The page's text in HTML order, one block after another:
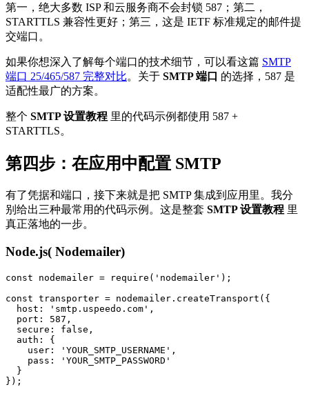
第一，绝大多数 ISP 和云服务商不会封锁 587；第二，
STARTTLS 兼容性更好；第三，这是 IETF 标准规定的邮件提
交端口。
如果你想深入了解每个端口的技术细节，可以看这篇 SMTP
端口 25/465/587 完整对比。关于 SMTP 端口 的选择，587 是
适配性最广的方案。
整个 SMTP 设置教程 里的代码示例都使用 587 +
STARTTLS。
第四步：在应用中配置 SMTP
有了凭据和端口，接下来就是把 SMTP 集成到应用里。我分
别给出三种最常用的代码示例。这是整套 SMTP 设置教程 里
真正落地的一步。
Node.js( Nodemailer)
const nodemailer = require('nodemailer');
const transporter = nodemailer.createTransport({
  host: 'smtp.uspeedo.com',
  port: 587,
  secure: false,
  auth: {
    user: 'YOUR_SMTP_USERNAME',
    pass: 'YOUR_SMTP_PASSWORD'
  }
});